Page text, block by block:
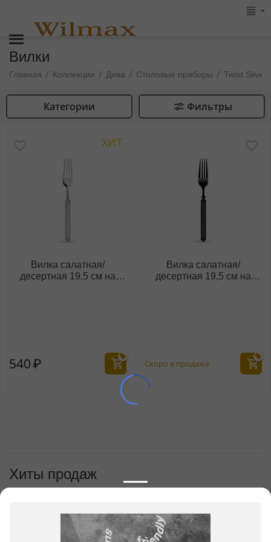
Вилки
Главная / Коллекции / Дива / Столовые приборы / Twist Silver
Категории Фильтры
ХИТ
Вилка салатная/
десертная 19,5 см на
540₽
Вилка салатная/
десертная 19,5 см на
Скоро в продаже
Хиты продаж
WL‑999.841.022/1B
540₽